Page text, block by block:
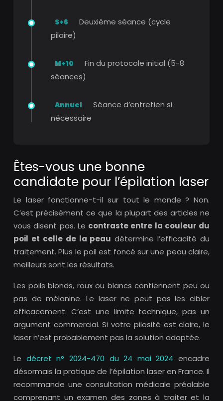
S+6
Deuxième séance (cycle
pilaire)
M+10
Fin du protocole initial (5-8
séances)
Annuel
Séance d’entretien si
nécessaire
Êtes-vous une bonne
candidate pour l’épilation laser
Le laser fonctionne-t-il sur tout le monde ? Non.
C’est précisément ce que la plupart des articles ne
vous disent pas. Le contraste entre la couleur du
poil et celle de la peau détermine l’efficacité du
traitement. Plus le poil est foncé sur une peau claire,
meilleurs sont les résultats.
Les poils blonds, roux ou blancs contiennent peu ou
pas de mélanine. Le laser ne peut pas les cibler
efficacement. C’est une limite technique, pas un
argument commercial. Si votre pilosité est claire, le
laser n’est probablement pas la solution adaptée.
Le décret n° 2024-470 du 24 mai 2024 encadre
désormais la pratique de l’épilation laser en France. Il
recommande une consultation médicale préalable
comprenant un examen des zones à traiter et la